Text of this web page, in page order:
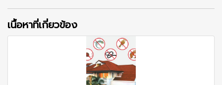
เนื้อหาที่เกี่ยวข้อง